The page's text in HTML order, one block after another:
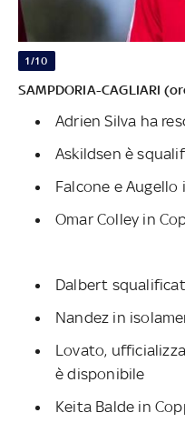
1/10
SAMPDORIA-CAGLIARI
Adrien Silva ha
Askildsen è
Falcone e
Omar Colley in
Dalbert
Nandez in
Lovato,
è disponibile
Keita Balde in